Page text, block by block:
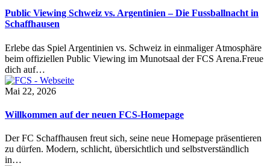
Public Viewing Schweiz vs. Argentinien – Die Fussballnacht in
Schaffhausen
Erlebe das Spiel Argentinien vs. Schweiz in einmaliger Atmosphäre
beim offiziellen Public Viewing im Munotsaal der FCS Arena.Freue
dich auf…
Mai 22, 2026
Willkommen auf der neuen FCS-Homepage
Der FC Schaffhausen freut sich, seine neue Homepage präsentieren
zu dürfen. Modern, schlicht, übersichtlich und selbstverständlich
in…